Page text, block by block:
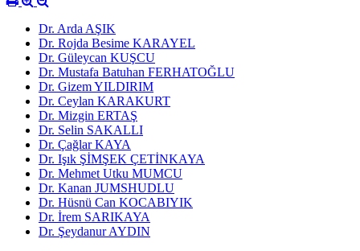
Dr. Arda AŞIK
Dr. Rojda Besime KARAYEL
Dr. Güleycan KUŞCU
Dr. Mustafa Batuhan FERHATOĞLU
Dr. Gizem YILDIRIM
Dr. Ceylan KARAKURT
Dr. Mizgin ERTAŞ
Dr. Selin SAKALLI
Dr. Çağlar KAYA
Dr. Işık ŞİMŞEK ÇETİNKAYA
Dr. Mehmet Utku MUMCU
Dr. Kanan JUMSHUDLU
Dr. Hüsnü Can KOCABIYIK
Dr. İrem SARIKAYA
Dr. Şeydanur AYDIN